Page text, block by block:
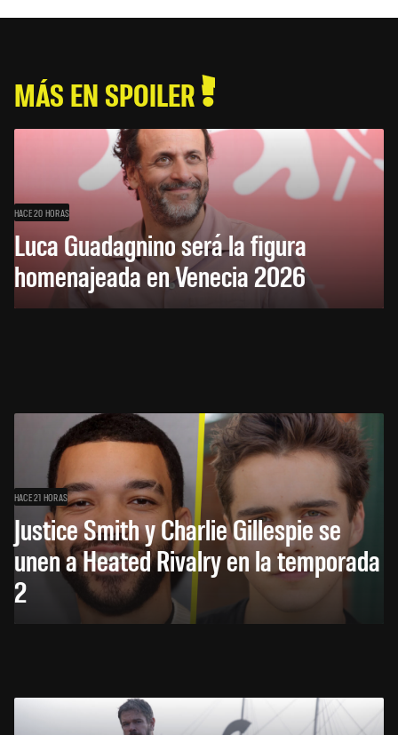
MÁS EN SPOILER
HACE 20 HORAS
Luca Guadagnino será la figura
homenajeada en Venecia 2026
HACE 21 HORAS
Justice Smith y Charlie Gillespie se
unen a Heated Rivalry en la temporada
2